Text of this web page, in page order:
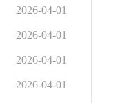
2026-04-01
2026-04-01
2026-04-01
2026-04-01